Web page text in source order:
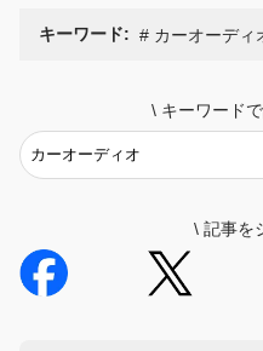
キーワード: カーオーディ
\ キーワード
\ 記事を